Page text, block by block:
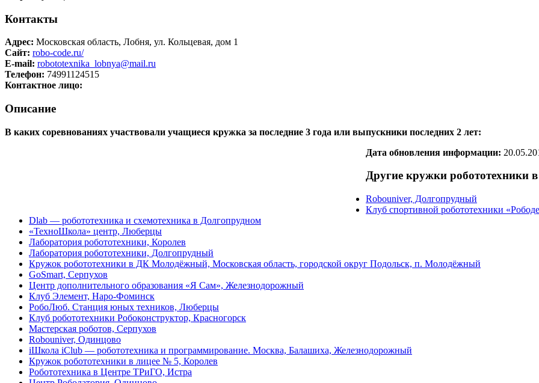
Контакты
Адрес: Московская область, Лобня, ул. Кольцевая, дом 1
Сайт: robo-code.ru/
E-mail: robototexnika_lobnya@mail.ru
Телефон: 74991124515
Контактное лицо:
Описание
В каких соревнованиях участвовали учащиеся кружка за последние 3 года или выпускники последних 2 лет:
Дата обновления информации:
Другие кружки робототехники
Robouniver, Долгопрудный
Клуб спортивной робототехники
Dlab — робототехника и схемотехника в Долгопрудном
«ТехноШкола» центр, Люберцы
Лаборатория робототехники, Королев
Лаборатория робототехники, Долгопрудный
Кружок робототехники в ДК Молодёжный, Московская область, городской округ Подольск, п. Молодёжный
GoSmart, Серпухов
Центр дополнительного образования «Я Сам», Железнодорожный
Клуб Элемент, Наро-Фоминск
РобоЛюб. Станция юных техников, Люберцы
Клуб робототехники Робоконструктор, Красногорск
Мастерская роботов, Серпухов
Robouniver, Одинцово
iШкола iClub — робототехника и программирование. Москва, Балашиха, Железнодорожный
Кружок робототехники в лицее № 5, Королев
Робототехника в Центре ТРиГО, Истра